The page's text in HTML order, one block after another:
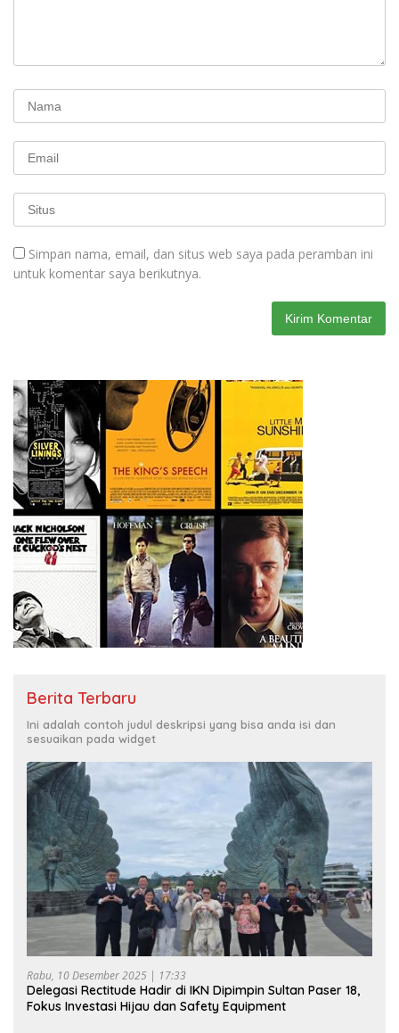
Simpan nama, email, dan situs web saya pada peramban ini
untuk komentar saya berikutnya.
Berita Terbaru
Ini adalah contoh judul deskripsi yang bisa anda isi dan
sesuaikan pada widget
Rabu, 10 Desember 2025 | 17:33
Delegasi Rectitude Hadir di IKN Dipimpin Sultan Paser 18,
Fokus Investasi Hijau dan Safety Equipment